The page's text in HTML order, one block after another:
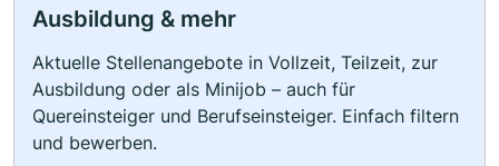
Ausbildung & mehr
Aktuelle Stellenangebote in Vollzeit, Teilzeit, zur
Ausbildung oder als Minijob – auch für
Quereinsteiger und Berufseinsteiger. Einfach filtern
und bewerben.